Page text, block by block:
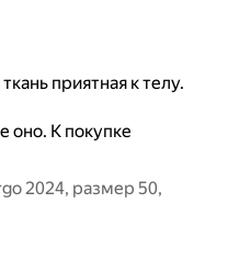
приятная к телу.
оно. К покупке
2024, размер 50,